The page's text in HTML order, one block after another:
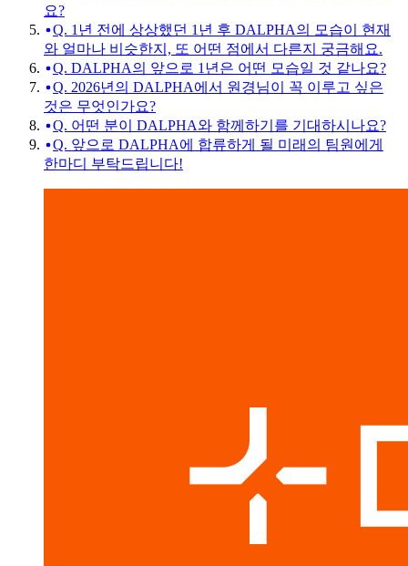
요?
Q. 1년 전에 상상했던 1년 후 DALPHA의 모습이 현재
와 얼마나 비슷한지, 또 어떤 점에서 다른지 궁금해요.
Q. DALPHA의 앞으로 1년은 어떤 모습일 것 같나요?
Q. 2026년의 DALPHA에서 원경님이 꼭 이루고 싶은
것은 무엇인가요?
Q. 어떤 분이 DALPHA와 함께하기를 기대하시나요?
Q. 앞으로 DALPHA에 합류하게 될 미래의 팀원에게
한마디 부탁드립니다!